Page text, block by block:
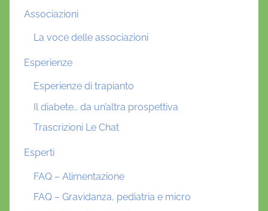
Associazioni
La voce delle associazioni
Esperienze
Esperienze di trapianto
Il diabete… da un’altra prospettiva
Trascrizioni Le Chat
Esperti
FAQ – Alimentazione
FAQ – Gravidanza, pediatria e micro